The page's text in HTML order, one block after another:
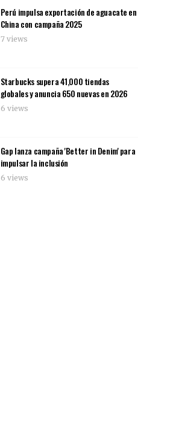
Perú impulsa exportación de aguacate en
China con campaña 2025
7 views
Starbucks supera 41,000 tiendas
globales y anuncia 650 nuevas en 2026
6 views
Gap lanza campaña 'Better in Denim' para
impulsar la inclusión
6 views